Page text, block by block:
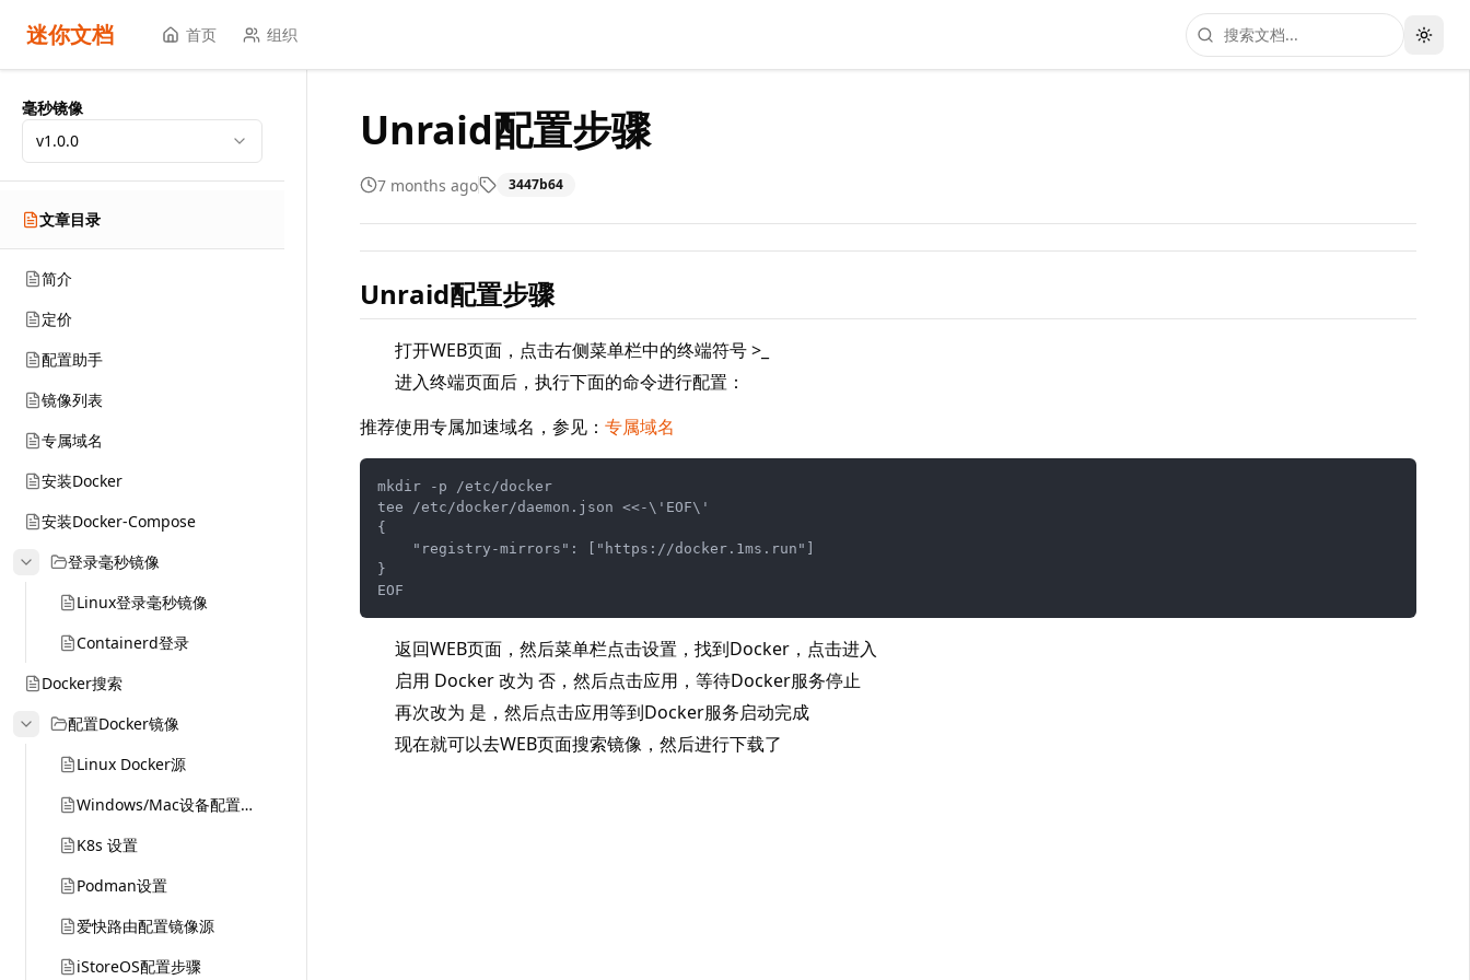
迷你文档 首页 组织
毫秒镜像
v1.0.0
文章目录
简介
定价
配置助手
镜像列表
专属域名
安装Docker
安装Docker-Compose
登录毫秒镜像
Linux登录毫秒镜像
Containerd登录
Docker搜索
配置Docker镜像
Linux Docker源
Windows/Mac设备配置步骤
K8s 设置
Podman设置
爱快路由配置镜像源
iStoreOS配置步骤
Unraid配置步骤
7 months ago 3447b64
Unraid配置步骤
打开WEB页面，点击右侧菜单栏中的终端符号 >_
进入终端页面后，执行下面的命令进行配置：
推荐使用专属加速域名，参见： 专属域名
mkdir -p /etc/docker
tee /etc/docker/daemon.json <<-\'EOF\'
{
    "registry-mirrors": ["https://docker.1ms.run"]
}
EOF
返回WEB页面，然后菜单栏点击设置，找到Docker，点击进入
启用 Docker 改为 否，然后点击应用，等待Docker服务停止
再次改为 是，然后点击应用等到Docker服务启动完成
现在就可以去WEB页面搜索镜像，然后进行下载了